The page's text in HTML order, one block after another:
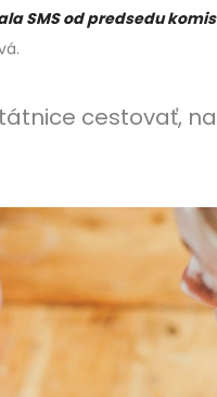
SMS od predsedu
cestovať,